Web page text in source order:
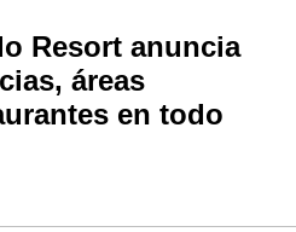
Resort anuncia
áreas
en todo